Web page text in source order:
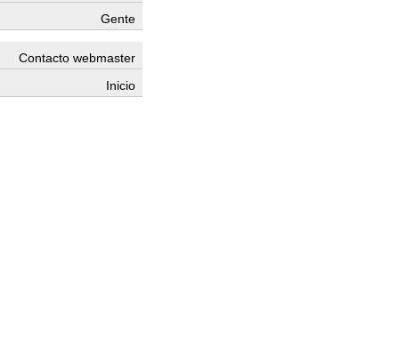
Gente
Contacto webmaster
Inicio